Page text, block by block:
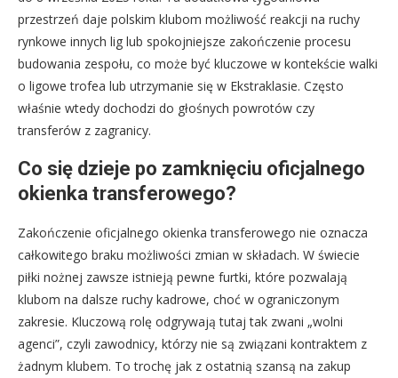
przestrzeń daje polskim klubom możliwość reakcji na ruchy
rynkowe innych lig lub spokojniejsze zakończenie procesu
budowania zespołu, co może być kluczowe w kontekście walki
o ligowe trofea lub utrzymanie się w Ekstraklasie. Często
właśnie wtedy dochodzi do głośnych powrotów czy
transferów z zagranicy.
Co się dzieje po zamknięciu oficjalnego
okienka transferowego?
Zakończenie oficjalnego okienka transferowego nie oznacza
całkowitego braku możliwości zmian w składach. W świecie
piłki nożnej zawsze istnieją pewne furtki, które pozwalają
klubom na dalsze ruchy kadrowe, choć w ograniczonym
zakresie. Kluczową rolę odgrywają tutaj tak zwani „wolni
agenci”, czyli zawodnicy, którzy nie są związani kontraktem z
żadnym klubem. To trochę jak z ostatnią szansą na zakup